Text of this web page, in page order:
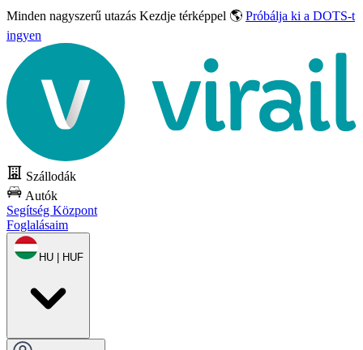
Minden nagyszerű utazás Kezdje térképpel 🌎 Próbálja ki a DOTS-t
ingyen
Szállodák
Autók
Segítség Központ
Foglalásaim
HU | HUF